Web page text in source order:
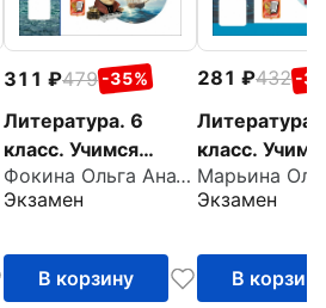
311 479 -35%
Литература. 6
класс. Учимся
анализировать
художественные
учебнику В.
Полухиной и др.
Фокина Ольга Анатольевна
Экзамен
В корзину
281 432 -
Литература.
класс.
писать
учебнику В.
Экзамен
В корзину